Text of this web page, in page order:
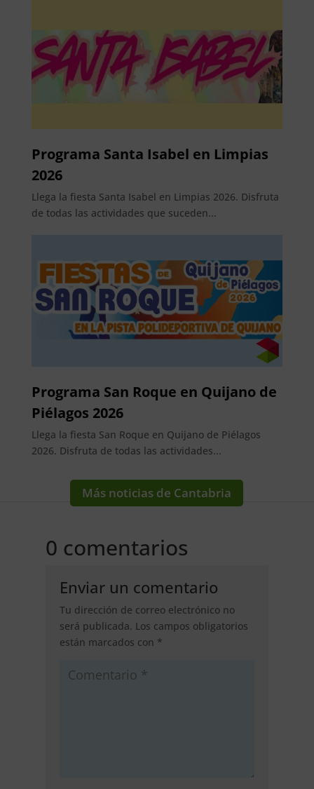
Programa Santa Isabel en Limpias
2026
Llega la fiesta Santa Isabel en Limpias 2026. Disfruta
de todas las actividades que suceden...
Programa San Roque en Quijano de
Piélagos 2026
Llega la fiesta San Roque en Quijano de Piélagos
2026. Disfruta de todas las actividades...
Más noticias de Cantabria
0 comentarios
Enviar un comentario
Tu dirección de correo electrónico no
será publicada. Los campos obligatorios
están marcados con *